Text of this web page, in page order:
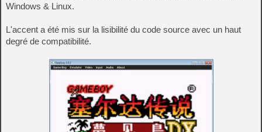
Windows & Linux.
L'accent a été mis sur la lisibilité du code source avec un haut
degré de compatibilité.